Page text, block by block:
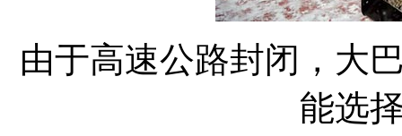
由于高速公路封闭，大
能选